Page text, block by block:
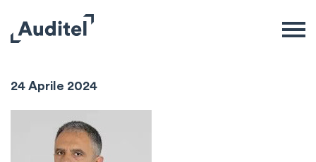
Davide Di Gregorio
24 Aprile 2024